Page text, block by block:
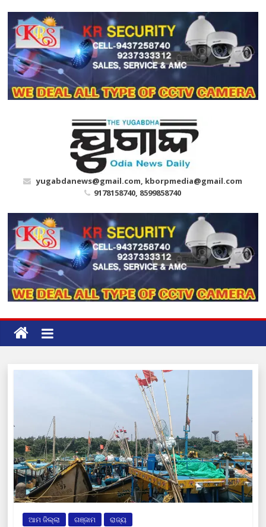
content
yugabdanews@gmail.com, kborpmedia@gmail.com
9178158740, 8599858740
ଆମ ଜିଲ୍ଲା ଗଞ୍ଜାମ ରାଜ୍ୟ